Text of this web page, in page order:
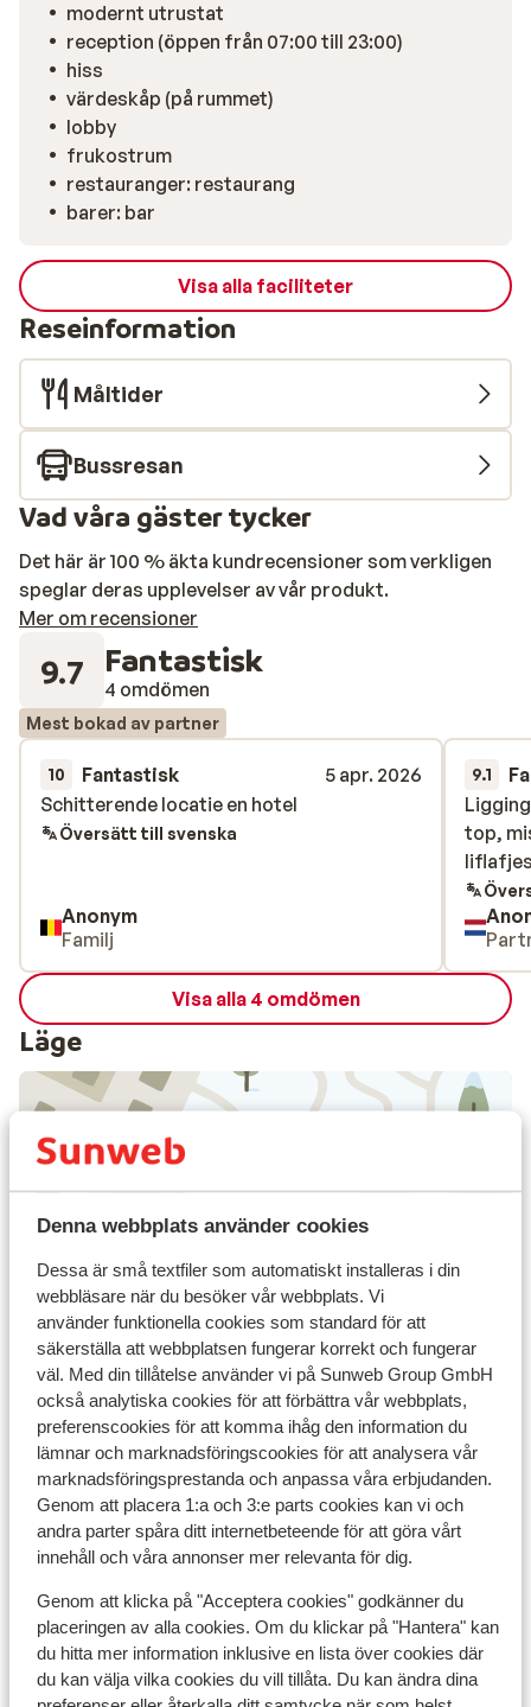
Denna webbplats använder cookies
Dessa är små textfiler som automatiskt installeras i din
webbläsare när du besöker vår webbplats. Vi
använder funktionella cookies som standard för att
säkerställa att webbplatsen fungerar korrekt och fungerar
väl. Med din tillåtelse använder vi på Sunweb Group GmbH
också analytiska cookies för att förbättra vår webbplats,
preferenscookies för att komma ihåg den information du
lämnar och marknadsföringscookies för att analysera vår
marknadsföringsprestanda och anpassa våra erbjudanden.
Genom att placera 1:a och 3:e parts cookies kan vi och
andra parter spåra ditt internetbeteende för att göra vårt
innehåll och våra annonser mer relevanta för dig.
Genom att klicka på "Acceptera cookies" godkänner du
placeringen av alla cookies. Om du klickar på "Hantera" kan
du hitta mer information inklusive en lista över cookies där
du kan välja vilka cookies du vill tillåta. Du kan ändra dina
modernt utrustat
reception (öppen från 07:00 till 23:00)
hiss
värdeskåp (på rummet)
lobby
frukostrum
restauranger: restaurang
barer: bar
Visa alla faciliteter
Reseinformation
Måltider
Bussresan
Vad våra gäster tycker
Det här är 100 % äkta kundrecensioner som verkligen
speglar deras upplevelser av vår produkt.
Mer om recensioner
9.7 Fantastisk
4 omdömen
Mest bokad av partner
10 Fantastisk
5 apr. 2026
Schitterende locatie en hotel
Schitterende locatie en hotel
Översätt till svenska
Anonym
Familj
9.1
top,
top,
Visa alla 4 omdömen
Läge
I området
I centrum
Avstånd till busshållplats ca 100 m
Liftkort/Utrustning/Skidskola
Liftkort
Skidskola
Utrustning